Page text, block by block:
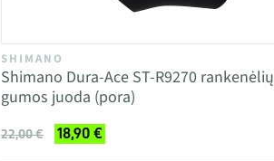
SHIMANO
Shimano Dura-Ace ST-R9270 rankenėlių
gumos juoda (pora)
22,00 € 18,90 €